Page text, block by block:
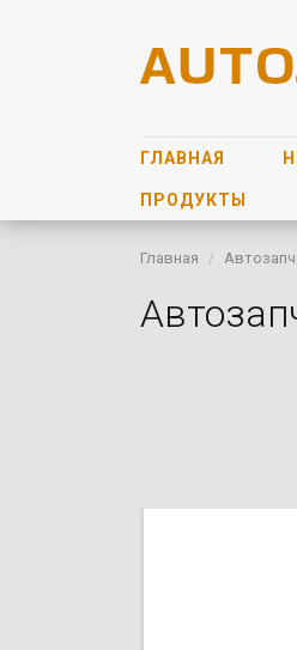
ГЛАВНАЯ
ПРОДУКТЫ
Главная